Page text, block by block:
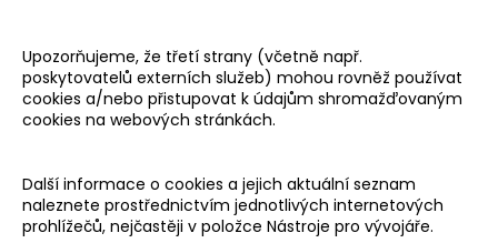
Upozorňujeme, že třetí strany (včetně např.
poskytovatelů externích služeb) mohou rovněž používat
cookies a/nebo přistupovat k údajům shromažďovaným
cookies na webových stránkách.
Další informace o cookies a jejich aktuální seznam
naleznete prostřednictvím jednotlivých internetových
prohlížečů, nejčastěji v položce Nástroje pro vývojáře.